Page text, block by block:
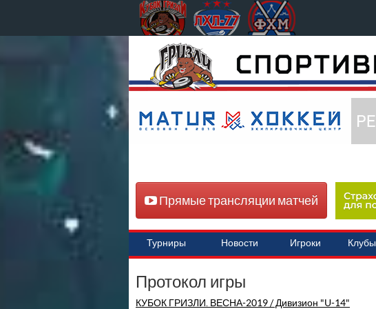
Прямые трансляции матчей
Турниры Новости Игроки Клубы
Протокол игры
КУБОК ГРИЗЛИ. ВЕСНА-2019 / Дивизион "U-14"